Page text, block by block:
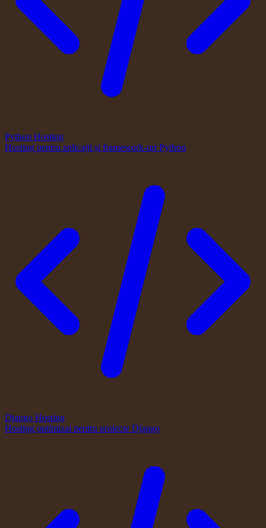
Python Hosting
Hosting pentru aplicații și framework-uri Python
Django Hosting
Hosting optimizat pentru proiecte Django